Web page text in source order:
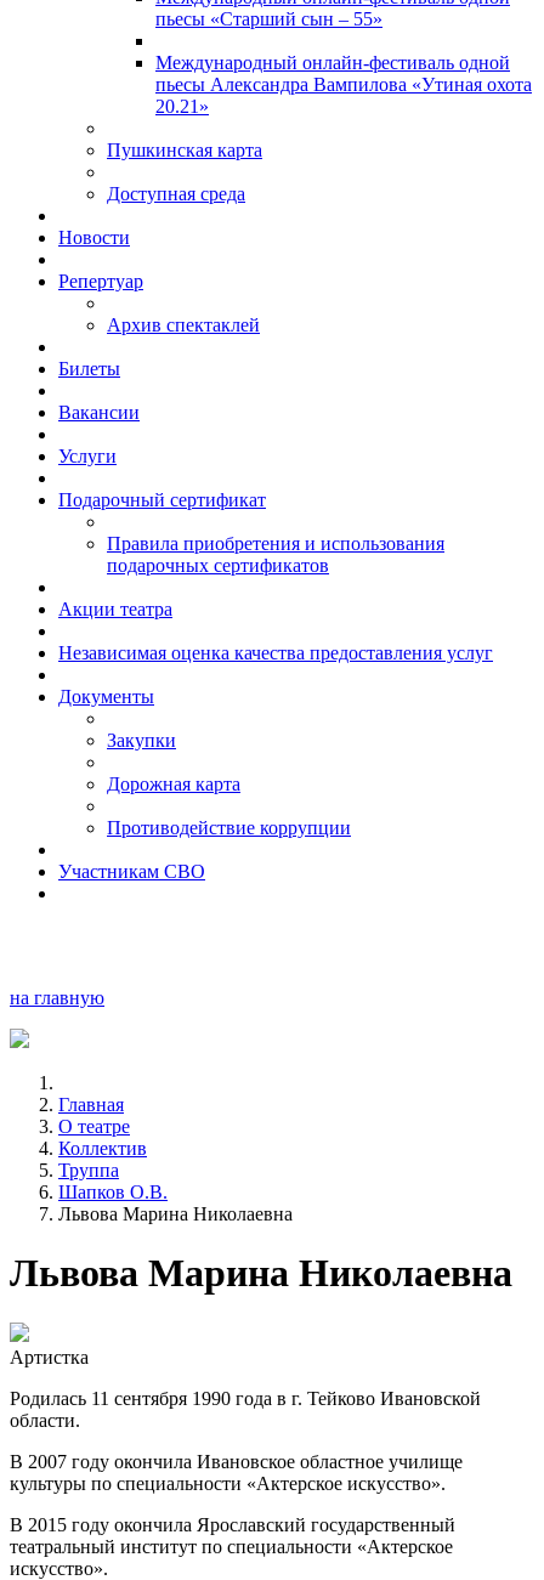
пьесы «Старший сын – 55»
Международный онлайн-фестиваль одной
пьесы Александра Вампилова «Утиная охота
20.21»
Пушкинская карта
Доступная среда
Новости
Репертуар
Архив спектаклей
Билеты
Вакансии
Услуги
Подарочный сертификат
Правила приобретения и использования
подарочных сертификатов
Акции театра
Независимая оценка качества предоставления услуг
Документы
Закупки
Дорожная карта
Противодействие коррупции
Участникам СВО
на главную
Главная
О театре
Коллектив
Труппа
Шапков О.В.
Львова Марина Николаевна
Львова Марина Николаевна
Артистка
Родилась 11 сентября 1990 года в г. Тейково Ивановской
области.
В 2007 году окончила Ивановское областное училище
культуры по специальности «Актерское искусство».
В 2015 году окончила Ярославский государственный
театральный институт по специальности «Актерское
искусство».